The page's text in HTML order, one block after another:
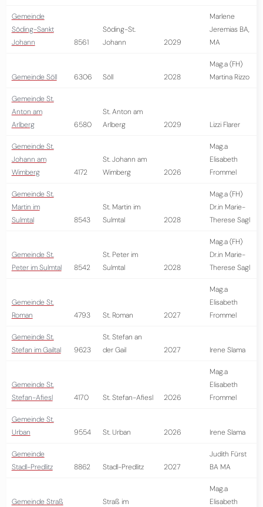
Gemeinde
Söding-Sankt
Johann
8561
Söding-St.
Johann
2029
Marlene
Jeremias BA,
MA
Gemeinde Söll 6306 Söll 2028
Mag.a (FH)
Martina Rizzo
Gemeinde St.
Anton am
Arlberg
6580
St. Anton am
Arlberg
2029 Lizzi Flarer
Gemeinde St.
Johann am
Wimberg
4172
St. Johann am
Wimberg
2026
Mag.a
Elisabeth
Frommel
Gemeinde St.
Martin im
Sulmtal
8543
St. Martin im
Sulmtal
2028
Mag.a (FH)
Dr.in Marie-
Therese Sagl
Gemeinde St.
Peter im Sulmtal
8542
St. Peter im
Sulmtal
2028
Mag.a (FH)
Dr.in Marie-
Therese Sagl
Gemeinde St.
Roman
4793 St. Roman 2027
Mag.a
Elisabeth
Frommel
Gemeinde St.
Stefan im Gailtal
9623
St. Stefan an
der Gail
2027 Irene Slama
Gemeinde St.
Stefan-Afiesl
4170 St. Stefan-Afiesl 2026
Mag.a
Elisabeth
Frommel
Gemeinde St.
Urban
9554 St. Urban 2026 Irene Slama
Gemeinde
Stadl-Predlitz
8862 Stadl-Predlitz 2027
Judith Fürst
BA MA
Gemeinde Straß
Straß im
Mag.a
Elisabeth